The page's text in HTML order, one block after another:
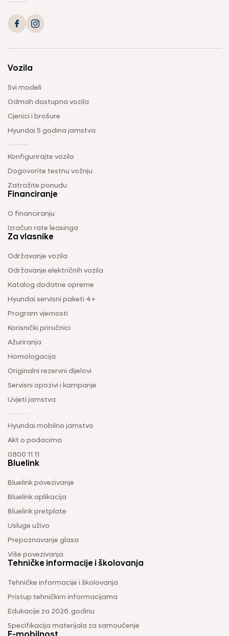
Vozila
Svi modeli
Odmah dostupna vozila
Cjenici i brošure
Hyundai 5 godina jamstva
Konfigurirajte vozilo
Dogovorite testnu vožnju
Zatražite ponudu
Financiranje
O financiranju
Izračun rate leasinga
Za vlasnike
Održavanje vozila
Održavanje električnih vozila
Katalog dodatne opreme
Hyundai servisni paketi 4+
Program vjernosti
Korisnički priručnici
Ažuriranja
Homologacija
Originalni rezervni dijelovi
Servisni opozivi i kampanje
Uvjeti jamstva
Hyundai mobilno jamstvo
Akt o podacima
0800 11 11
Bluelink
Bluelink povezivanje
Bluelink aplikacija
Bluelink pretplate
Usluge uživo
Prepoznavanje glasa
Više povezivanja
Tehničke informacije i školovanja
Tehničke informacije i školovanja
Pristup tehničkim informacijama
Edukacije za 2026. godinu
Specifikacija materijala za samoučenje